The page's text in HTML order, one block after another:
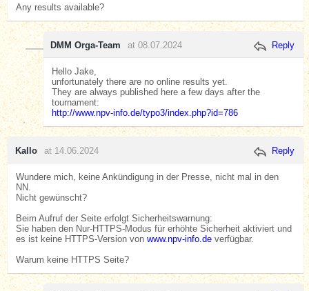
Any results available?
DMM Orga-Team at 08.07.2024 Reply
Hello Jake,
unfortunately there are no online results yet.
They are always published here a few days after the
tournament:
http://www.npv-info.de/typo3/index.php?id=786
Kallo at 14.06.2024 Reply
Wundere mich, keine Ankündigung in der Presse, nicht mal in den
NN.
Nicht gewünscht?
Beim Aufruf der Seite erfolgt Sicherheitswarnung:
Sie haben den Nur-HTTPS-Modus für erhöhte Sicherheit aktiviert und
es ist keine HTTPS-Version vonwww.npv-info.de verfügbar.
Warum keine HTTPS Seite?